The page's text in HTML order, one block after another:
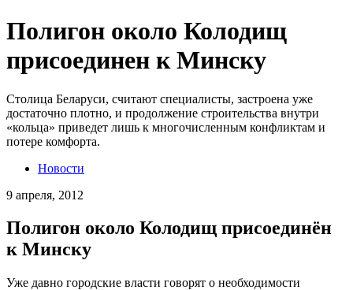
Полигон около Колодищ
присоединен к Минску
Столица Беларуси, считают специалисты, застроена уже
достаточно плотно, и продолжение строительства внутри
«кольца» приведет лишь к многочисленным конфликтам и
потере комфорта.
Новости
9 апреля, 2012
Полигон около Колодищ присоединён
к Минску
Уже давно городские власти говорят о необходимости